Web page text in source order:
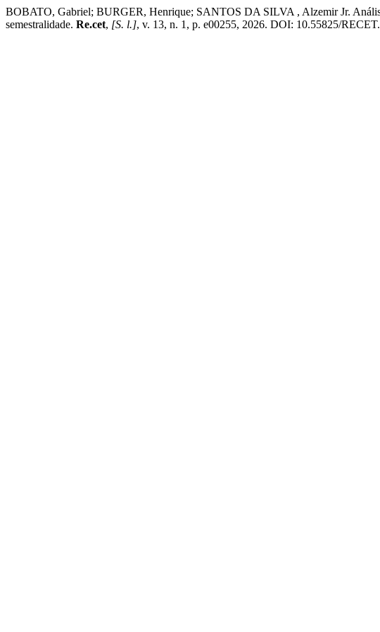
BOBATO, Gabriel; BURGER, Henrique; SANTOS DA SILVA , Alzemir Jr. Análise
semestralidade. Re.cet, [S. l.], v. 13, n. 1, p. e00255, 2026. DOI: 10.55825/